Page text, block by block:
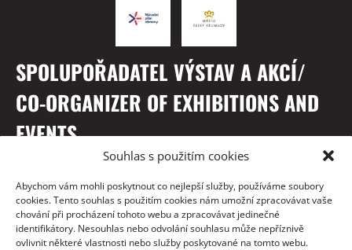
Souhlas s použitím cookies
Abychom vám mohli poskytnout co nejlepší služby, používáme soubory
cookies. Tento souhlas s použitím cookies nám umožní zpracovávat vaše
chování při procházení tohoto webu a zpracovávat jedinečné
identifikátory. Nesouhlas nebo odvolání souhlasu může nepříznivě
ovlivnit některé vlastnosti nebo služby poskytované na tomto webu.
SPOLUPOŘADATEL VÝSTAV A AKCÍ/
CO-ORGANIZER OF EXHIBITIONS AND
EVENTS